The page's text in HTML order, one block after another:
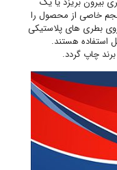
خاصی از محصول را
بطری های پلاستیکی
استفاده هستند.
چاپ گردد.